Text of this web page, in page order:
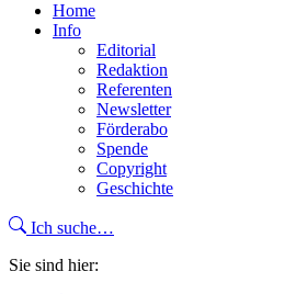
Home
Info
Editorial
Redaktion
Referenten
Newsletter
Förderabo
Spende
Copyright
Geschichte
Ich suche…
Sie sind hier: